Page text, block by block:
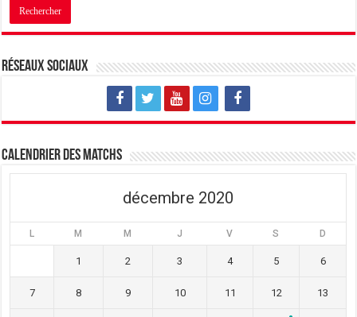
Réseaux sociaux
Calendrier des matchs
décembre 2020
L M M J V S D
1 2 3 4 5 6
7 8 9 10 11 12 13